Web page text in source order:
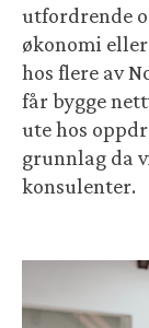
utfordrende
økonomi
hos flere av
får bygge
ute hos
grunnlag da
konsulenter.